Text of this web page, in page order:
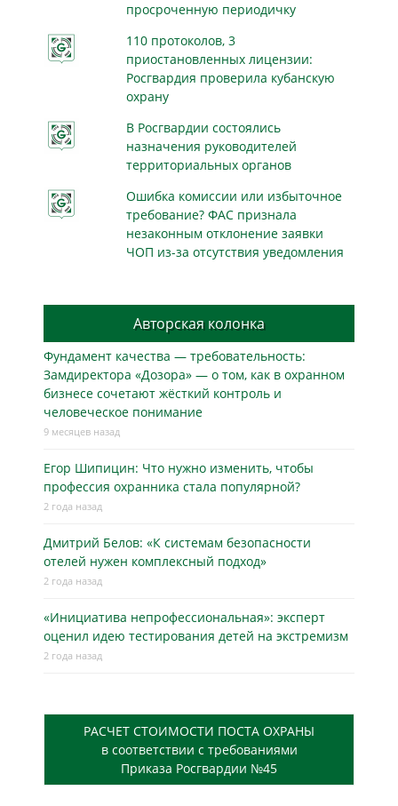
просроченную периодичку
110 протоколов, 3
приостановленных лицензии:
Росгвардия проверила кубанскую
охрану
В Росгвардии состоялись
назначения руководителей
территориальных органов
Ошибка комиссии или избыточное
требование? ФАС признала
незаконным отклонение заявки
ЧОП из-за отсутствия уведомления
Авторская колонка
Фундамент качества — требовательность:
Замдиректора «Дозора» — о том, как в охранном
бизнесe сочетают жёсткий контроль и
человеческое понимание
9 месяцев назад
Егор Шипицин: Что нужно изменить, чтобы
профессия охранника стала популярной?
2 года назад
Дмитрий Белов: «К системам безопасности
отелей нужен комплексный подход»
2 года назад
«Инициатива непрофессиональная»: эксперт
оценил идею тестирования детей на экстремизм
2 года назад
РАСЧЕТ СТОИМОСТИ ПОСТА ОХРАНЫ
в соответствии с требованиями
Приказа Росгвардии №45